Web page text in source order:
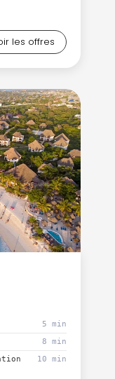
les offres
5 min
8 min
10 min